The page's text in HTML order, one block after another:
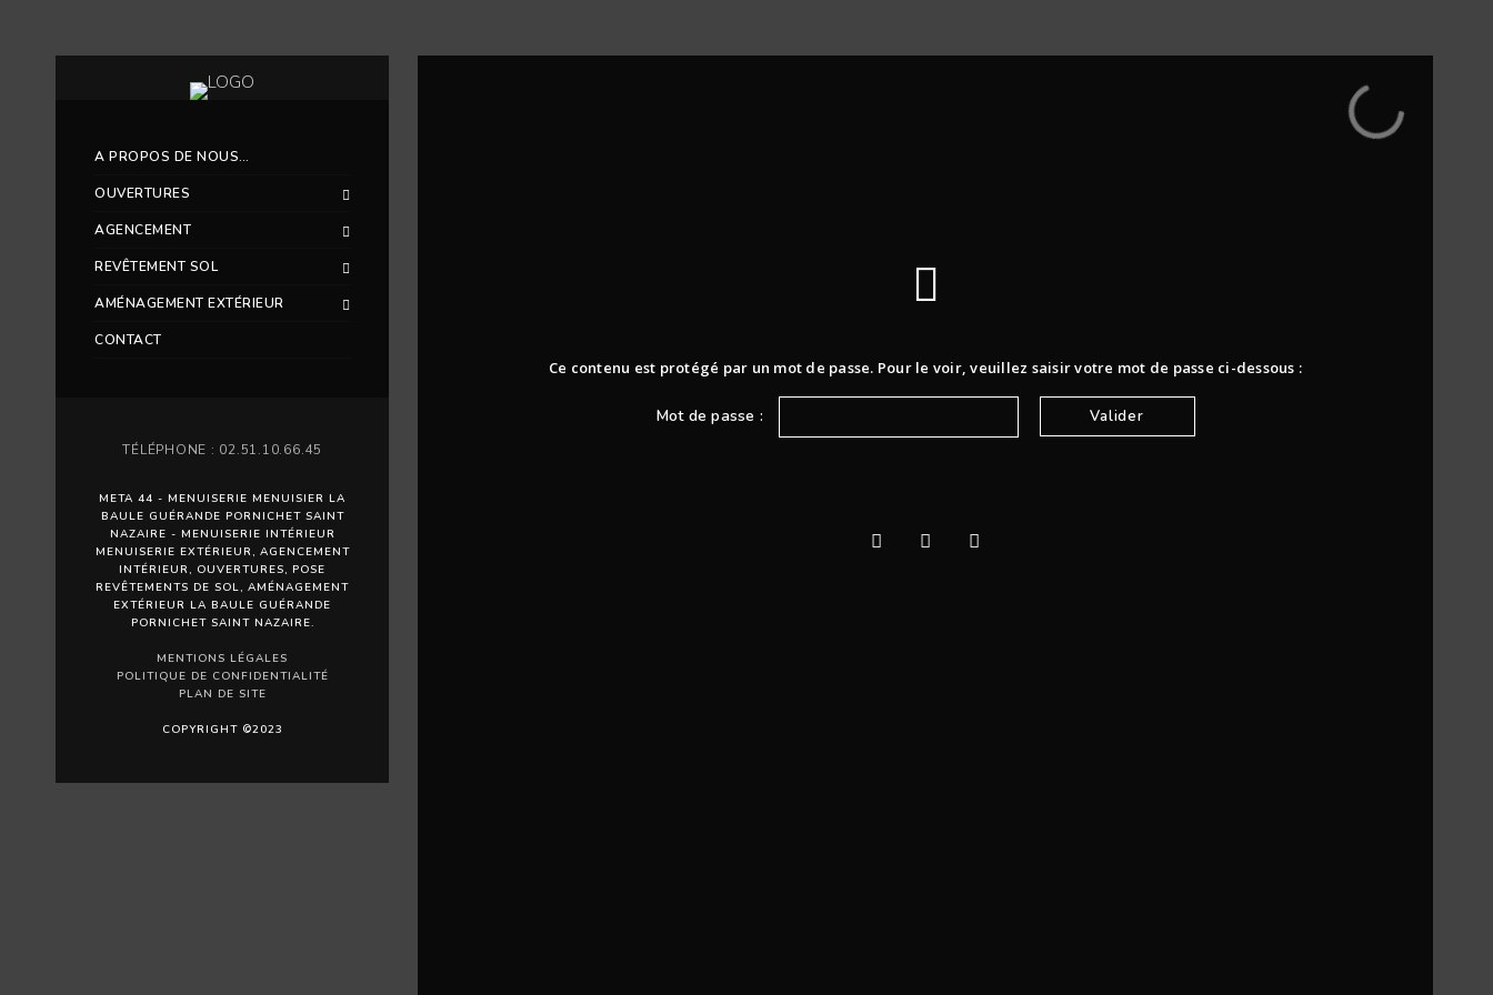
A PROPOS DE NOUS…
OUVERTURES
AGENCEMENT
REVÊTEMENT SOL
AMÉNAGEMENT EXTÉRIEUR
CONTACT
TÉLÉPHONE : 02.51.10.66.45
META 44 - MENUISERIE MENUISIER LA
BAULE GUÉRANDE PORNICHET SAINT
NAZAIRE - MENUISERIE INTÉRIEUR
MENUISERIE EXTÉRIEUR, AGENCEMENT
INTÉRIEUR, OUVERTURES, POSE
REVÊTEMENTS DE SOL, AMÉNAGEMENT
EXTÉRIEUR LA BAULE GUÉRANDE
PORNICHET SAINT NAZAIRE.
MENTIONS LÉGALES
POLITIQUE DE CONFIDENTIALITÉ
PLAN DE SITE
COPYRIGHT ©2023
Ce contenu est protégé par un mot de passe. Pour le voir, veuillez saisir votre mot de passe ci-dessous :
Mot de passe :